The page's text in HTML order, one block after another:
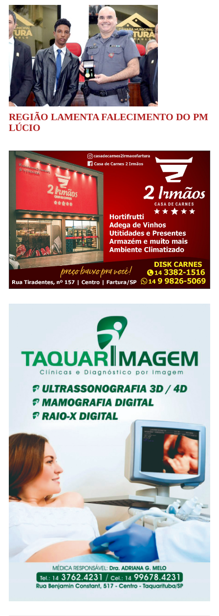
REGIÃO LAMENTA FALECIMENTO DO PM
LÚCIO